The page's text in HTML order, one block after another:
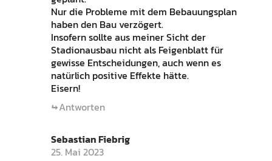
Nur die Probleme mit dem Bebauungsplan
haben den Bau verzögert.
Insofern sollte aus meiner Sicht der
Stadionausbau nicht als Feigenblatt für
gewisse Entscheidungen, auch wenn es
natürlich positive Effekte hätte.
Eisern!
Antworten
Sebastian Fiebrig
25. Mai 2023